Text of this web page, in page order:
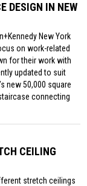
DESIGN IN NEW
New York
on work-related
for their work with
updated to suit
new 50,000 square
connecting
CEILING
stretch ceilings